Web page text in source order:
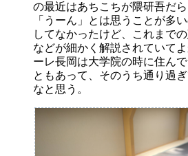
の最近はあちこちが隈研吾だ
「うーん」とは思うことが多
してなかったけど、これまで
などが細かく解説されていて
ーレ長岡は大学院の時に住ん
ともあって、そのうち通り過
なと思う。